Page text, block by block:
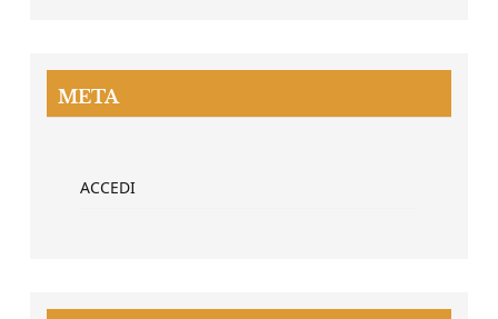
META
ACCEDI